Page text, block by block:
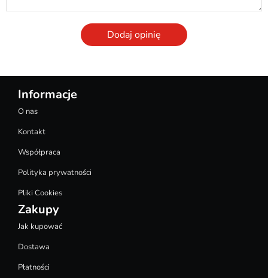
Dodaj opinię
Informacje
O nas
Kontakt
Współpraca
Polityka prywatności
Pliki Cookies
Zakupy
Jak kupować
Dostawa
Płatności